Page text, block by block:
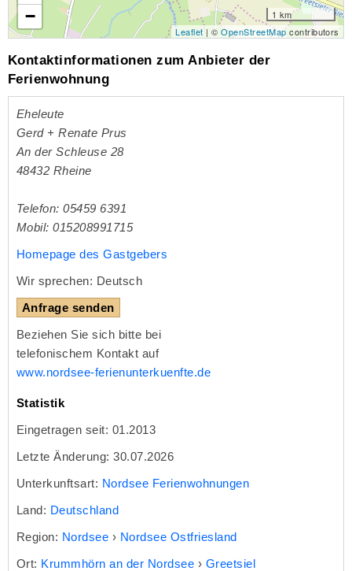
−
1 km
Leaflet| ©OpenStreetMap contributors
Kontaktinformationen zum Anbieter der
Ferienwohnung
Eheleute
Gerd + Renate Prus
An der Schleuse 28
48432 Rheine
Telefon: 05459 6391
Mobil: 015208991715
Homepage des Gastgebers
Wir sprechen: Deutsch
Anfrage senden
Beziehen Sie sich bitte bei
telefonischem Kontakt auf
www.nordsee-ferienunterkuenfte.de
Statistik
Eingetragen seit: 01.2013
Letzte Änderung: 30.07.2026
Unterkunftsart: Nordsee Ferienwohnungen
Land: Deutschland
Region: Nordsee › Nordsee Ostfriesland
Ort: Krummhörn an der Nordsee › Greetsiel